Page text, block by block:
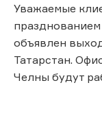
Уважаемые
объявлен
Татарстан.
Челны будут